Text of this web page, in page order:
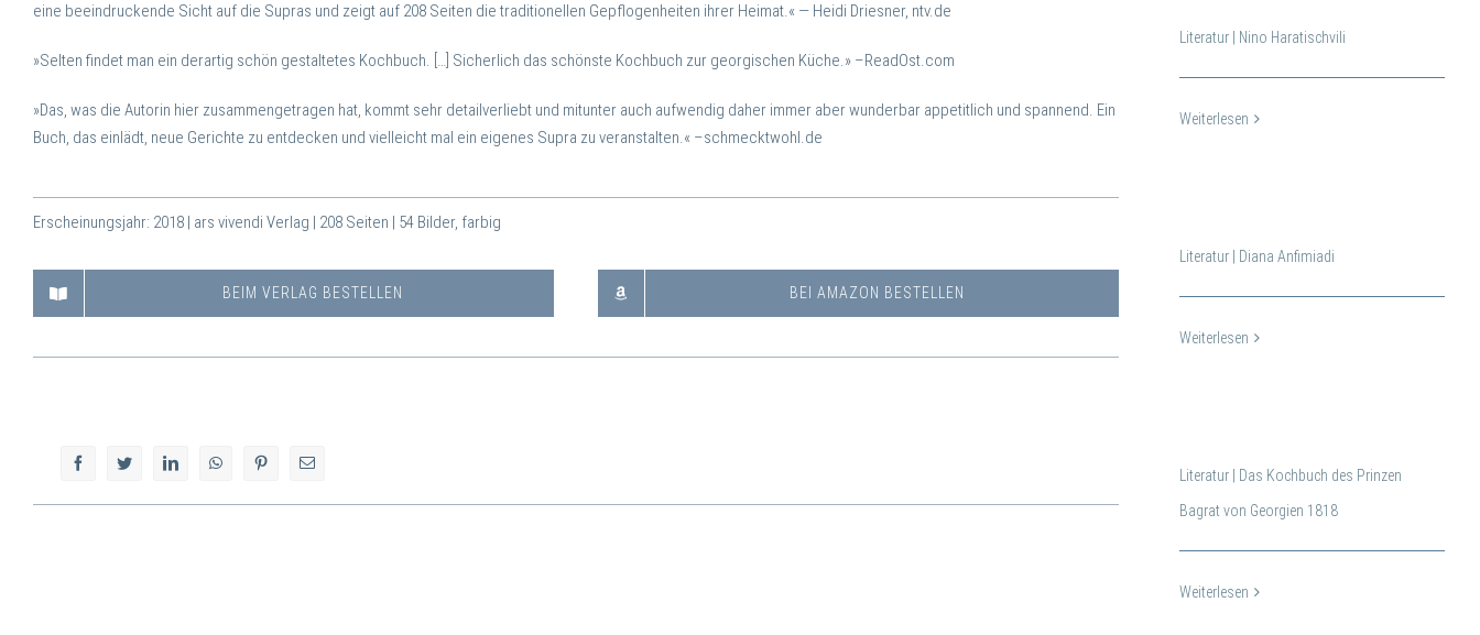
eine beeindruckende Sicht auf die Supras und zeigt auf 208 Seiten die traditionellen Gepflogenheiten ihrer Heimat.« — Heidi Driesner, ntv.de
»Selten findet man ein derartig schön gestaltetes Kochbuch. […] Sicherlich das schönste Kochbuch zur georgischen Küche.» –ReadOst.com
»Das, was die Autorin hier zusammengetragen hat, kommt sehr detailverliebt und mitunter auch aufwendig daher immer aber wunderbar appetitlich und spannend. Ein
Buch, das einlädt, neue Gerichte zu entdecken und vielleicht mal ein eigenes Supra zu veranstalten.« –schmecktwohl.de
Erscheinungsjahr: 2018 | ars vivendi Verlag | 208 Seiten | 54 Bilder, farbig
BEIM VERLAG BESTELLEN BEI AMAZON BESTELLEN
Literatur | Nino Haratischvili
Weiterlesen
Literatur | Diana Anfimiadi
Weiterlesen
Literatur | Das Kochbuch des Prinzen
Bagrat von Georgien 1818
Weiterlesen